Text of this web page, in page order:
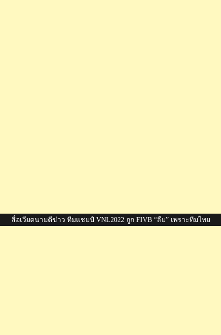
สื่อเวียดนามตีข่าว ทีมแชมป์ VNL2022 ถูก FIVB “ลืม” เพราะทีมไทย